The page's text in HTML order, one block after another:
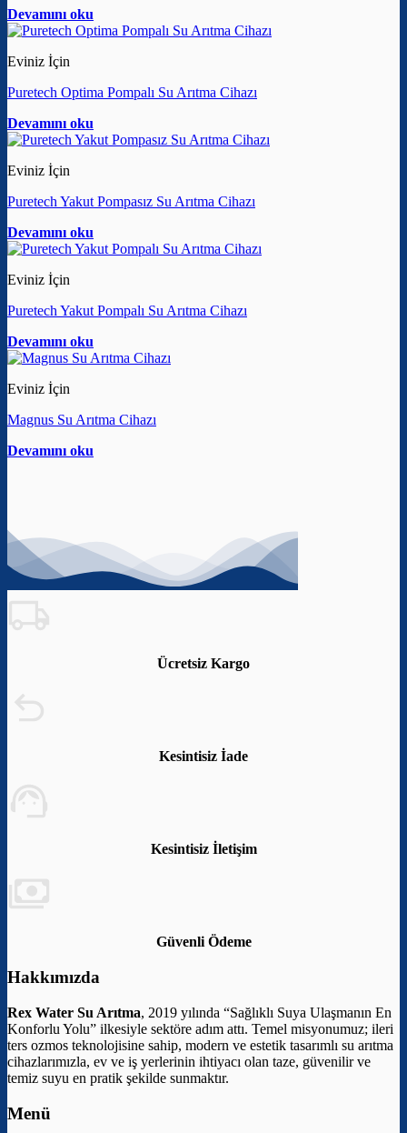
Devamını oku
Eviniz İçin
Puretech Optima Pompalı Su Arıtma Cihazı
Devamını oku
Eviniz İçin
Puretech Yakut Pompasız Su Arıtma Cihazı
Devamını oku
Eviniz İçin
Puretech Yakut Pompalı Su Arıtma Cihazı
Devamını oku
Eviniz İçin
Magnus Su Arıtma Cihazı
Devamını oku
Ücretsiz Kargo
Kesintisiz İade
Kesintisiz İletişim
Güvenli Ödeme
Hakkımızda
Rex Water Su Arıtma, 2019 yılında “Sağlıklı Suya Ulaşmanın En
Konforlu Yolu” ilkesiyle sektöre adım attı. Temel misyonumuz; ileri
ters ozmos teknolojisine sahip, modern ve estetik tasarımlı su arıtma
cihazlarımızla, ev ve iş yerlerinin ihtiyacı olan taze, güvenilir ve
temiz suyu en pratik şekilde sunmaktır.
Menü